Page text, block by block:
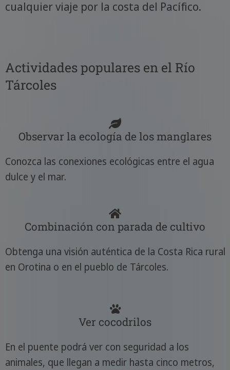
cualquier viaje por la costa del Pacífico.
Actividades populares en el Río
Tárcoles
Observar la ecología de los manglares
Conozca las conexiones ecológicas entre el agua
dulce y el mar.
Combinación con parada de cultivo
Obtenga una visión auténtica de la Costa Rica rural
en Orotina o en el pueblo de Tárcoles.
Ver cocodrilos
En el puente podrá ver con seguridad a los
animales, que llegan a medir hasta cinco metros,